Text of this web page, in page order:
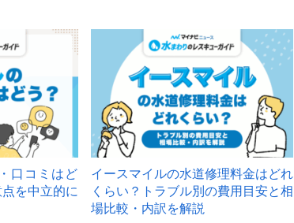
口コミはど
を中立的に
イースマイルの水道修理料金はどれ
くらい？トラブル別の費用目安と相
場比較・内訳を解説